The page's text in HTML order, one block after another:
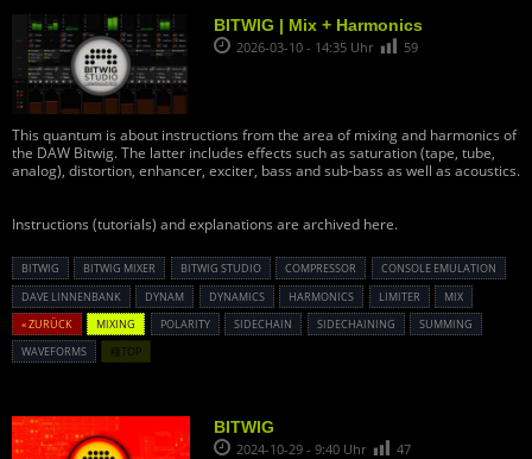
BITWIG | Mix + Harmonics
2026-03-10 - 14:35 Uhr 59
This quantum is about instructions from the area of ​​mixing and harmonics of
the DAW Bitwig. The latter includes effects such as saturation (tape, tube,
analog), distortion, enhancer, exciter, bass and sub-bass as well as acoustics.
Instructions (tutorials) and explanations are archived here.
BITWIG BITWIG MIXER BITWIG STUDIO COMPRESSOR
CONSOLE EMULATION
DAVE LINNENBANK
DYNAM DYNAMICS HARMONICS LIMITER
MIX
« ZURÜCK
MIXING POLARITY SIDECHAIN SIDECHAINING
SUMMING
WAVEFORMS
種TOP
BITWIG
2024-10-29 - 9:40 Uhr 47